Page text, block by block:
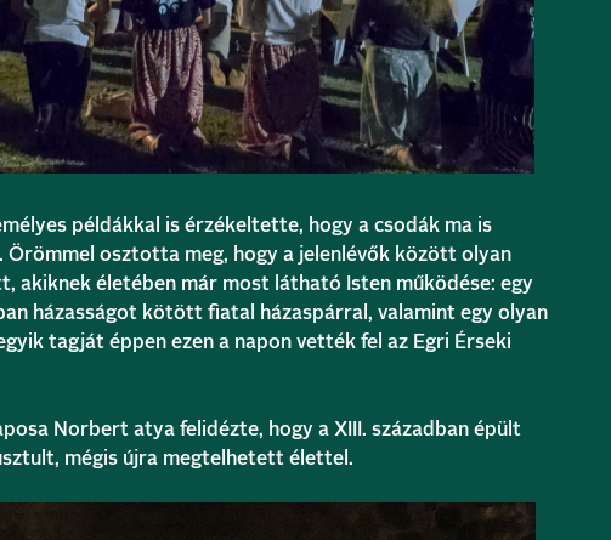
példákkal is érzékeltette, hogy a csodák ma is
osztotta meg, hogy a jelenlévők között olyan
akiknek életében már most látható Isten működése: egy
házasságot kötött fiatal házaspárral, valamint egy olyan
tagját éppen ezen a napon vették fel az Egri Érseki
Norbert atya felidézte, hogy a XIII. században épült
mégis újra megtelhetett élettel.